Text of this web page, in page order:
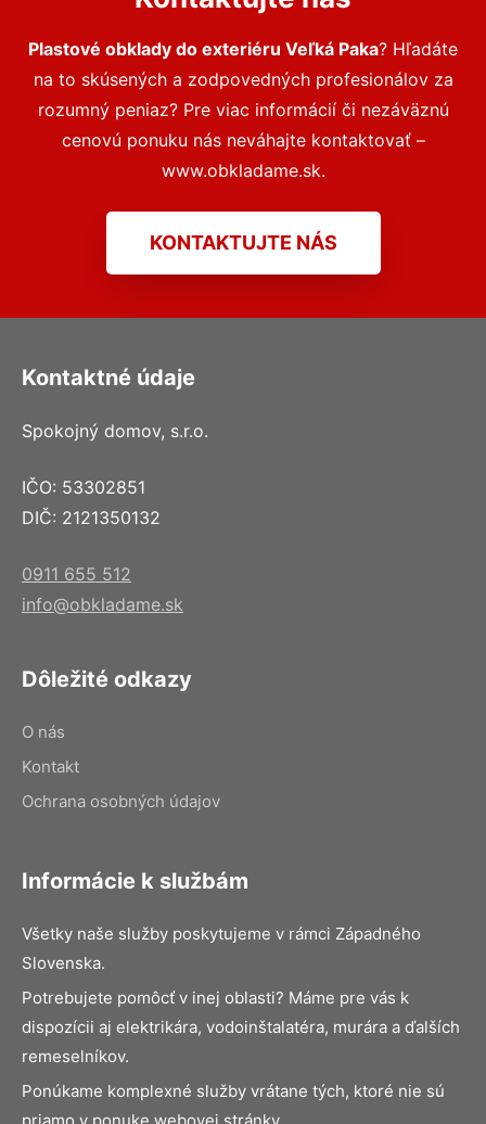
Plastové obklady do exteriéru Veľká Paka? Hľadáte
na to skúsených a zodpovedných profesionálov za
rozumný peniaz? Pre viac informácií či nezáväznú
cenovú ponuku nás neváhajte kontaktovať –
www.obkladame.sk.
KONTAKTUJTE NÁS
Kontaktné údaje
Spokojný domov, s.r.o.
IČO: 53302851
DIČ: 2121350132
0911 655 512
info@obkladame.sk
Dôležité odkazy
O nás
Kontakt
Ochrana osobných údajov
Informácie k službám
Všetky naše služby poskytujeme v rámci Západného
Slovenska.
Potrebujete pomôcť v inej oblasti? Máme pre vás k
dispozícii aj elektrikára, vodoinštalatéra, murára a ďalších
remeselníkov.
Ponúkame komplexné služby vrátane tých, ktoré nie sú